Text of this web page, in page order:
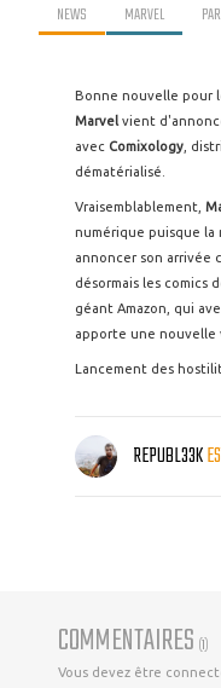
NEWS MARVEL PAR
Bonne nouvelle pour
Marvel vient
avec Comixology ,
dématérialisé.
Vraisemblablement,
numérique puisque la
annoncer son arrivée
désormais les comics
géant Amazon, qui
apporte une nouvelle
Lancement des
REPUBL33K
COMMENTAIRES (1)
Vous devez être